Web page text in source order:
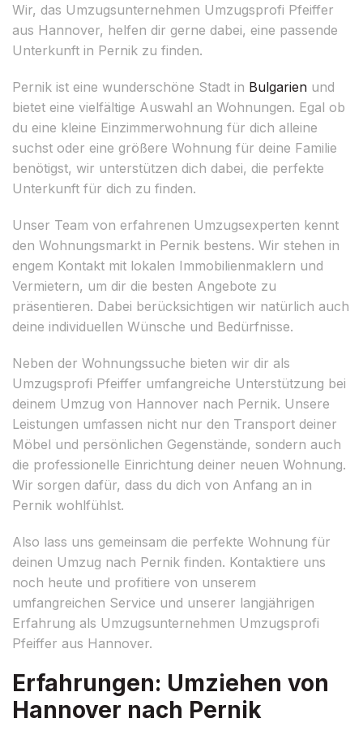
Wir, das Umzugsunternehmen Umzugsprofi Pfeiffer
aus Hannover, helfen dir gerne dabei, eine passende
Unterkunft in Pernik zu finden.
Pernik ist eine wunderschöne Stadt in Bulgarien und
bietet eine vielfältige Auswahl an Wohnungen. Egal ob
du eine kleine Einzimmerwohnung für dich alleine
suchst oder eine größere Wohnung für deine Familie
benötigst, wir unterstützen dich dabei, die perfekte
Unterkunft für dich zu finden.
Unser Team von erfahrenen Umzugsexperten kennt
den Wohnungsmarkt in Pernik bestens. Wir stehen in
engem Kontakt mit lokalen Immobilienmaklern und
Vermietern, um dir die besten Angebote zu
präsentieren. Dabei berücksichtigen wir natürlich auch
deine individuellen Wünsche und Bedürfnisse.
Neben der Wohnungssuche bieten wir dir als
Umzugsprofi Pfeiffer umfangreiche Unterstützung bei
deinem Umzug von Hannover nach Pernik. Unsere
Leistungen umfassen nicht nur den Transport deiner
Möbel und persönlichen Gegenstände, sondern auch
die professionelle Einrichtung deiner neuen Wohnung.
Wir sorgen dafür, dass du dich von Anfang an in
Pernik wohlfühlst.
Also lass uns gemeinsam die perfekte Wohnung für
deinen Umzug nach Pernik finden. Kontaktiere uns
noch heute und profitiere von unserem
umfangreichen Service und unserer langjährigen
Erfahrung als Umzugsunternehmen Umzugsprofi
Pfeiffer aus Hannover.
Erfahrungen: Umziehen von
Hannover nach Pernik